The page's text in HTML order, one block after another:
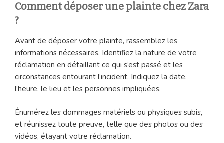
Comment déposer une plainte chez Zara
?
Avant de déposer votre plainte, rassemblez les
informations nécessaires. Identifiez la nature de votre
réclamation en détaillant ce qui s’est passé et les
circonstances entourant l’incident. Indiquez la date,
l’heure, le lieu et les personnes impliquées.
Énumérez les dommages matériels ou physiques subis,
et réunissez toute preuve, telle que des photos ou des
vidéos, étayant votre réclamation.